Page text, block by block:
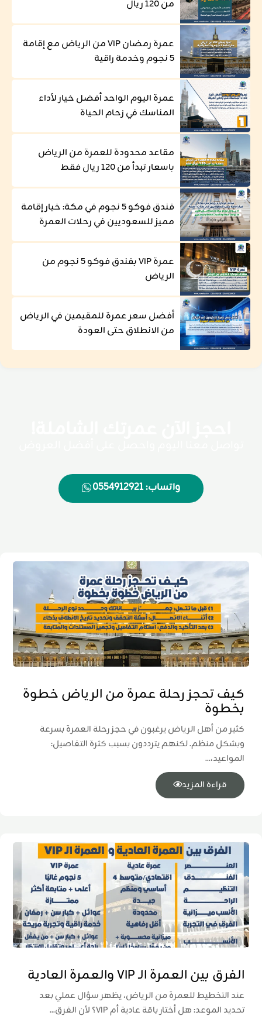
من 120 ريال
عمرة رمضان VIP من الرياض مع إقامة
5 نجوم وخدمة راقية
عمرة اليوم الواحد أفضل خيار لأداء
المناسك في زحام الحياة
مقاعد محدودة للعمرة من الرياض
باسعار تبدأ من 120 ريال فقط
فندق فوكو 5 نجوم في مكة: خيار إقامة
مميز للسعوديين في رحلات العمرة
عمرة VIP بفندق فوكو 5 نجوم من
الرياض
أفضل سعر عمرة للمقيمين في الرياض
من الانطلاق حتى العودة
واتساب: 0554912921
كيف تحجز رحلة عمرة من الرياض خطوة
بخطوة
كثير من أهل الرياض يرغبون في حجز رحلة العمرة بسرعة
وبشكل منظم. لكنهم يترددون بسبب كثرة التفاصيل:
المواعيد،...
قراءة المزيد
الفرق بين العمرة الـ VIP والعمرة العادية
عند التخطيط للعمرة من الرياض، يظهر سؤال عملي بعد
تحديد الموعد: هل أختار باقة عادية أم VIP؟ لأن الفرق...